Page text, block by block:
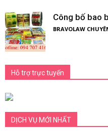
Công bố bao
BRAVOLAW
Hỗ trợ trực tuyến
DỊCH VỤ MỚI NHẤT